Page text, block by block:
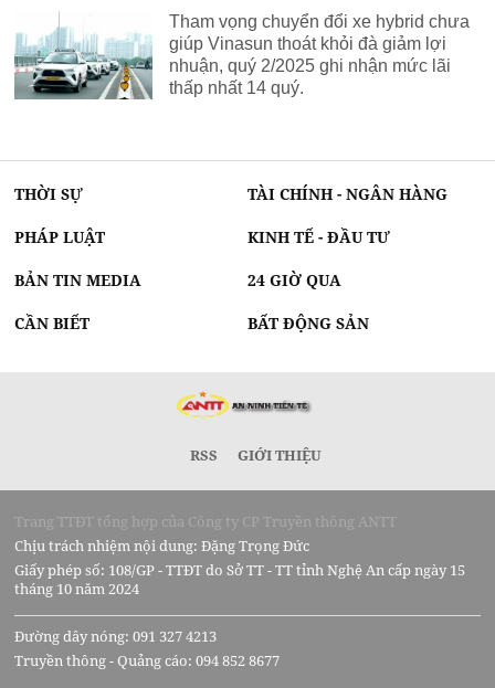
Tham vọng chuyển đổi xe hybrid chưa
giúp Vinasun thoát khỏi đà giảm lợi
nhuận, quý 2/2025 ghi nhận mức lãi
thấp nhất 14 quý.
THỜI SỰ TÀI CHÍNH - NGÂN HÀNG
PHÁP LUẬT KINH TẾ - ĐẦU TƯ
BẢN TIN MEDIA 24 GIỜ QUA
CẦN BIẾT BẤT ĐỘNG SẢN
RSS GIỚI THIỆU
Trang TTĐT tổng hợp của Công ty CP Truyền thông ANTT
Chịu trách nhiệm nội dung: Đặng Trọng Đức
Giấy phép số: 108/GP - TTĐT do Sở TT - TT tỉnh Nghệ An cấp ngày 15
tháng 10 năm 2024
Đường dây nóng: 091 327 4213
Truyền thông - Quảng cáo: 094 852 8677